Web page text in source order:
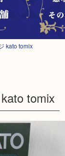
kato tomix
tomix